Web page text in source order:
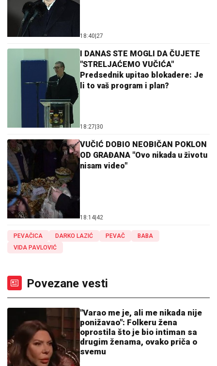
18:40|27
I DANAS STE MOGLI DA ČUJETE
"STRELJAĆEMO VUČIĆA"
Predsednik upitao blokadere: Je
li to vaš program i plan?
18:27|30
VUČIĆ DOBIO NEOBIČAN POKLON
OD GRAĐANA "Ovo nikada u životu
nisam video"
18:14|42
PEVAČICA DARKO LAZIĆ PEVAČ
BABA
VIDA PAVLOVIĆ
Povezane vesti
"Varao me je, ali me nikada nije
ponižavao": Folkeru žena
oprostila što je bio intiman sa
drugim ženama, ovako priča o
svemu